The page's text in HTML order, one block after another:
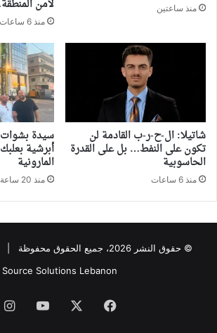
منذ ساعتين لأمن
منذ 6 ساعات
شاتيلا: ال-ح-ر-ب القادمة لن
تكون على النفط… بل على القدرة
الحاسوبية
منذ 6 ساعات
سيدة بشوات
أبرشية
المارونية
منذ 20 ساعة
© حقوق النشر 2026، جميع الحقوق محفوظة |
Source Solutions Lebanon
فيسبوك